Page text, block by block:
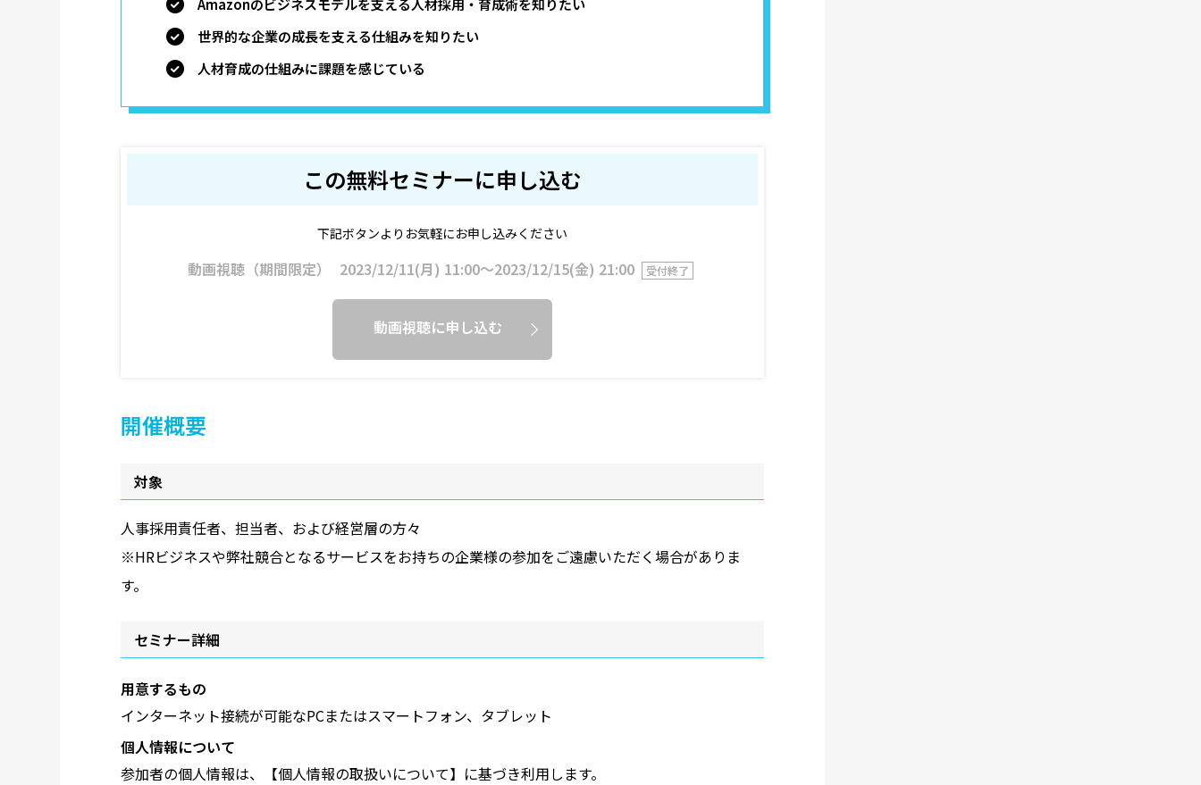
Amazonのビジネスモデルを支える人材採用・育成術を知りたい
世界的な企業の成長を支える仕組みを知りたい
人材育成の仕組みに課題を感じている
この無料セミナーに申し込む
下記ボタンよりお気軽にお申し込みください
動画視聴（期間限定） 2023/12/11(月) 11:00〜2023/12/15(金) 21:00 受付終了
動画視聴に申し込む
開催概要
対象
人事採用責任者、担当者、および経営層の方々
※HRビジネスや弊社競合となるサービスをお持ちの企業様の参加をご遠慮いただく場合がありま
す。
セミナー詳細
用意するもの
インターネット接続が可能なPCまたはスマートフォン、タブレット
個人情報について
参加者の個人情報は、【個人情報の取扱いについて】に基づき利用します。